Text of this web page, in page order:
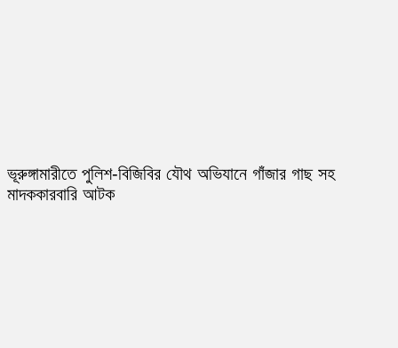
ভূরুঙ্গামারীতে পুলিশ-বিজিবির যৌথ অভিযানে গাঁজার গাছ সহ
মাদককারবারি আটক